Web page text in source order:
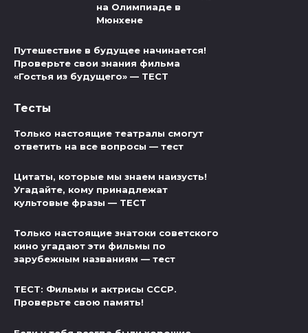
на Олимпиаде в
Мюнхене
Путешествие в будущее начинается!
Проверьте свои знания фильма
«Гостья из будущего» — ТЕСТ
Тесты
Только настоящие театралы смогут
ответить на все вопросы — тест
Цитаты, которые мы знаем наизусть!
Угадайте, кому принадлежат
культовые фразы — ТЕСТ
Только настоящие знатоки советского
кино угадают эти фильмы по
зарубежным названиям — тест
ТЕСТ: Фильмы и актрисы СССР.
Проверьте свою память!